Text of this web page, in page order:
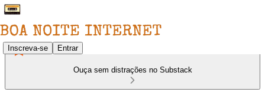
Inscreva-se Entrar
Ouça sem distrações no Substack